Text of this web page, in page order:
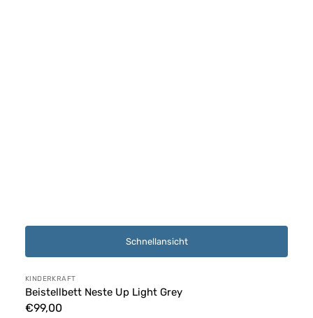
Schnellansicht
Anbieter:
KINDERKRAFT
Beistellbett Neste Up Light Grey
Normaler
€99,00